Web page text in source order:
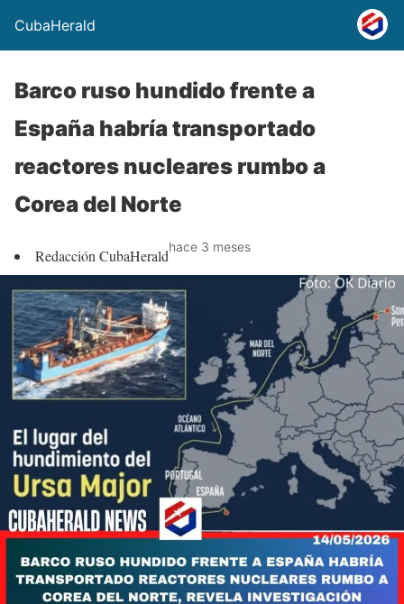
CubaHerald
Barco ruso hundido frente a
España habría transportado
reactores nucleares rumbo a
Corea del Norte
Redacción CubaHeraldhace 3 meses